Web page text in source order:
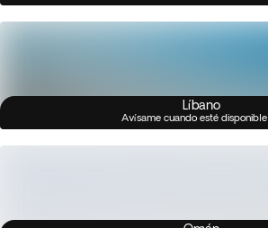
Líbano
Avísame cuando esté disponible